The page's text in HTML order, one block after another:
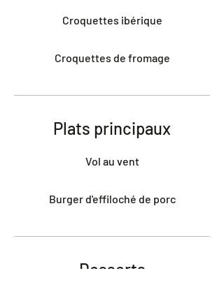
Croquettes ibérique
Croquettes de fromage
Plats principaux
Vol au vent
Burger d'effiloché de porc
Desserts